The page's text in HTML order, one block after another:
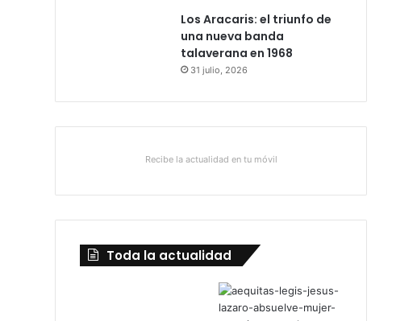
Los Aracaris: el triunfo de
una nueva banda
talaverana en 1968
31 julio, 2026
Recibe la actualidad en tu móvil
Toda la actualidad